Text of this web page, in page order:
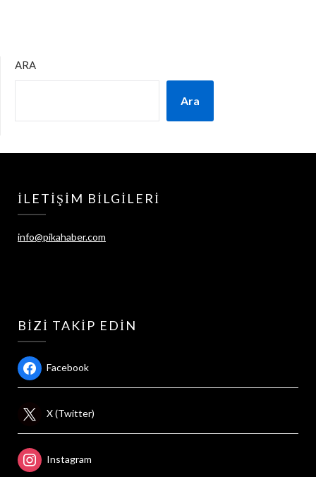
ARA
Ara
İLETIŞIM BILGILERI
info@pikahaber.com
BIZI TAKIP EDIN
Facebook
X (Twitter)
Instagram